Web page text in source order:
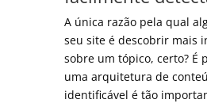
A única razão pela qual
seu site é descobrir mais
sobre um tópico, certo? É
uma arquitetura de
identificável é tão